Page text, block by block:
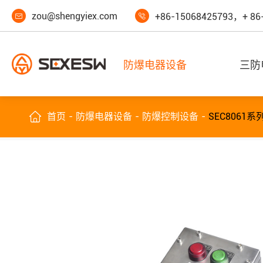
 zou@shengyiex.com  +86-15068425793，+
防爆电器设备 三
 首页 防爆电器设备 防爆控制设备 SEC8061系